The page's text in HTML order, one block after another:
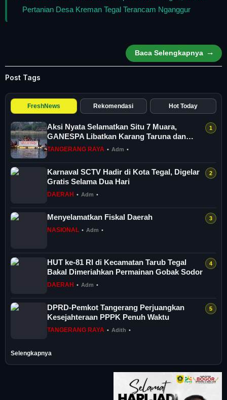
Pertanian Desa Kreman Tegal Terancam Nganggur
Baca Selengkapnya
Post Tags
FreshNews Rekomendasi Hot Today
Aksi Nyata Selamatkan Situ 7 Muara,
GANESPA Libatkan Karang Taruna dan
Komunitas
TANGERANG RAYA • Adm •
Karnaval SCTV Hadir di Kota Tegal, Digelar
Gratis Selama Dua Hari
DAERAH • Adm •
Menyelamatkan Fiskal Daerah
NASIONAL • Adm •
HUT ke-81 RI di Kecamatan Tarub Tegal
Bakal Dimeriahkan Permainan Gobak Sodor
DAERAH • Adm •
DPRD-Pemkot Tangerang Perjuangkan
Kesejahteraan PPPK Penuh Waktu
TANGERANG RAYA • Adith •
Selengkapnya